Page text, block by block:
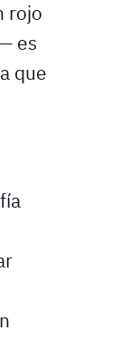
rojo
es
que